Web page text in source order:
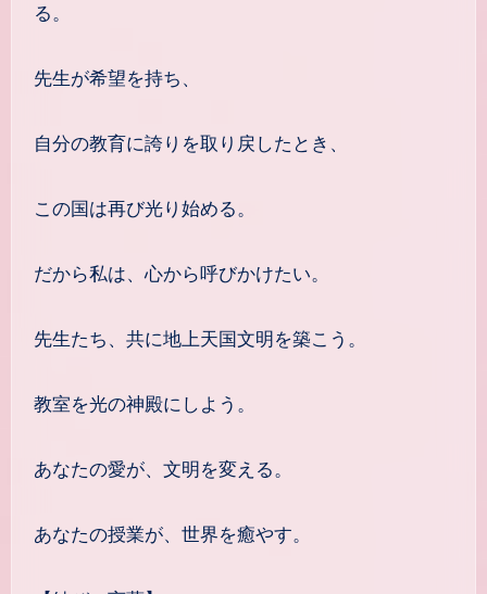
る。
先生が希望を持ち、
自分の教育に誇りを取り戻したとき、
この国は再び光り始める。
だから私は、心から呼びかけたい。
先生たち、共に地上天国文明を築こう。
教室を光の神殿にしよう。
あなたの愛が、文明を変える。
あなたの授業が、世界を癒やす。